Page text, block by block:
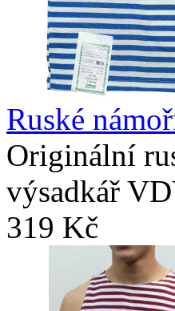
Ruské
Originální
výsadkář
319 Kč